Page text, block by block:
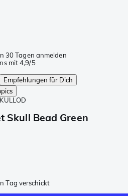
30 Tagen anmelden
mit 4,9/5
Empfehlungen für Dich
Skull Bead Green
Tag verschickt